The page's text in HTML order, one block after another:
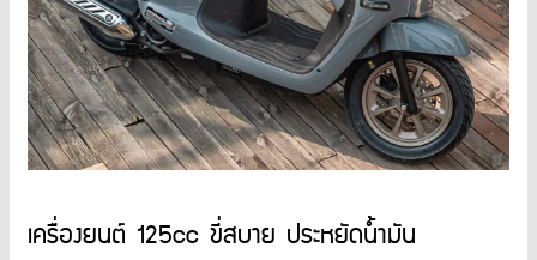
เครื่องยนต์ 125cc ขี่สบาย ประหยัดน้ำมัน